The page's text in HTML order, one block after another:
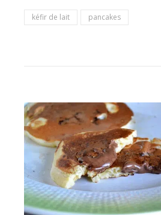
kéfir de lait pancakes